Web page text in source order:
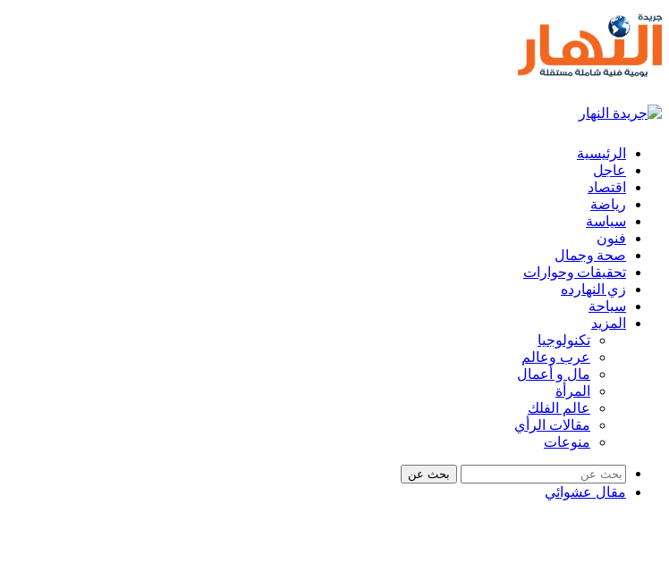
الرئيسية
عاجل
اقتصاد
رياضة
سياسة
فنون
صحة وجمال
تحقيقات وحوارات
زي النهارده
سياحة
المزيد
تكنولوجيا
عرب وعالم
مال و أعمال
المرأة
عالم الفلك
مقالات الرأي
منوعات
بحث عن
مقال عشوائي